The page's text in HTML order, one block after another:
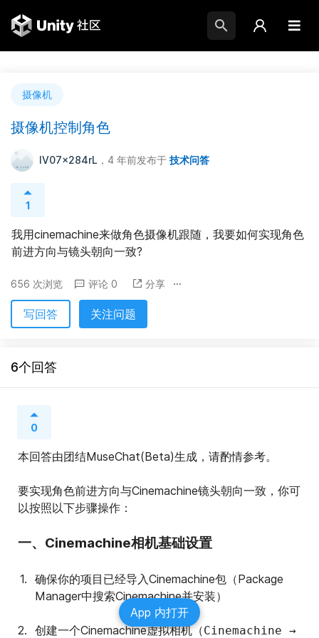
摄像机
摄像机控制角色
IV07x284rL ，4 年前发布于 技术问答
1
我用cinemachine来做角色摄像机跟随，我要如何实现角色
前进方向与镜头朝向一致?
656 次浏览 评论 0 分享
写回答 关注问题
6个回答
0
本回答由团结MuseChat(Beta)生成，请酌情参考。
要实现角色前进方向与Cinemachine镜头朝向一致，你可
以按照以下步骤操作：
一、Cinemachine相机基础设置
确保你的项目已经导入Cinemachine包（Package
Manager中搜索Cinemachine并安装）
创建一个Cinemachine虚拟相机（Cinemachine →
App 内打开